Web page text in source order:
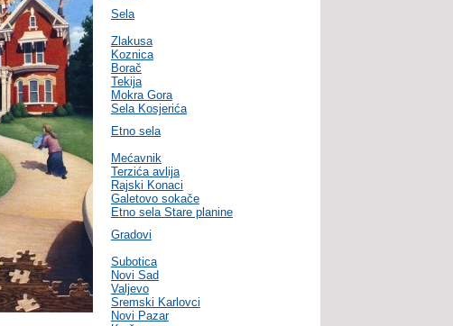
Sela
Zlakusa
Koznica
Borač
Tekija
Mokra Gora
Sela Kosjerića
Etno sela
Mećavnik
Terzića avlija
Rajski Konaci
Galetovo sokače
Etno sela Stare planine
Gradovi
Subotica
Novi Sad
Valjevo
Sremski Karlovci
Novi Pazar